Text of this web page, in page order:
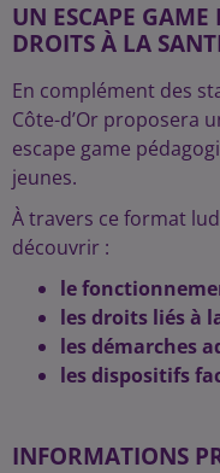
UN ESCAPE GAME
DROITS À LA
En complément des
Côte-d’Or proposera
escape game
jeunes.
À travers ce format
découvrir :
le
les droits liés à
les démarches
les dispositifs
INFORMATIONS